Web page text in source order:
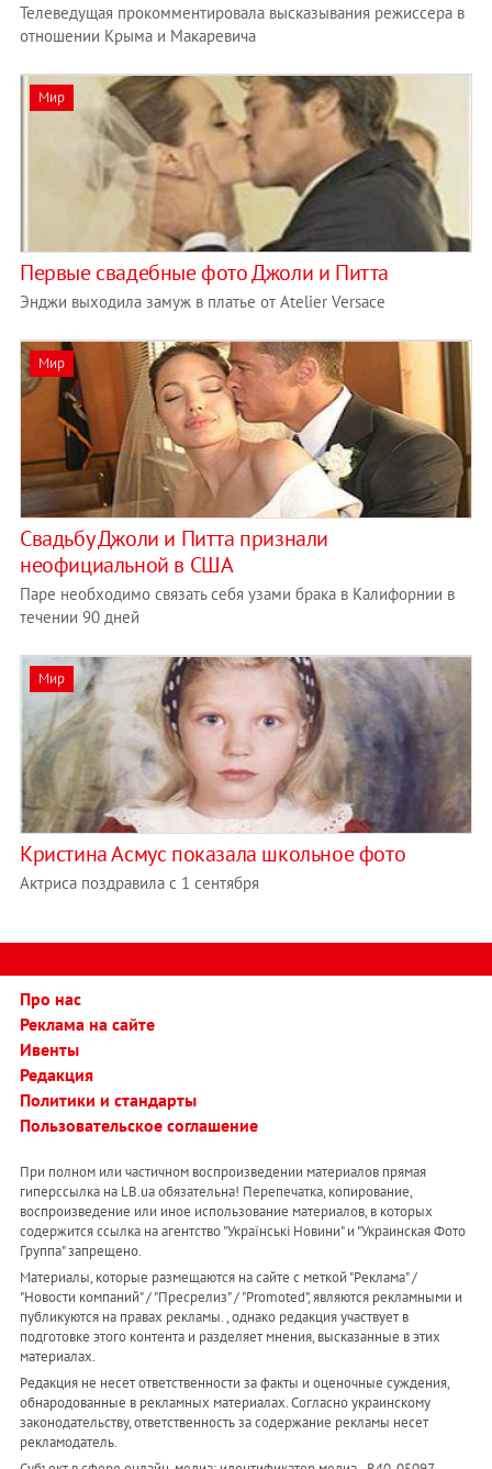
Телеведущая прокомментировала высказывания режиссера в
отношении Крыма и Макаревича
Мир
Первые свадебные фото Джоли и Питта
Энджи выходила замуж в платье от Atelier Versace
Мир
Свадьбу Джоли и Питта признали
неофициальной в США
Паре необходимо связать себя узами брака в Калифорнии в
течении 90 дней
Мир
Кристина Асмус показала школьное фото
Актриса поздравила с 1 сентября
Про нас
Реклама на сайте
Ивенты
Редакция
Политики и стандарты
Пользовательское соглашение
При полном или частичном воспроизведении материалов прямая
гиперссылка на LB.ua обязательна! Перепечатка, копирование,
воспроизведение или иное использование материалов, в которых
содержится ссылка на агентство "Українськi Новини" и "Украинская Фото
Группа" запрещено.
Материалы, которые размещаются на сайте с меткой "Реклама" /
"Новости компаний" / "Пресрелиз" / "Promoted", являются рекламными и
публикуются на правах рекламы. , однако редакция участвует в
подготовке этого контента и разделяет мнения, высказанные в этих
материалах.
Редакция не несет ответственности за факты и оценочные суждения,
обнародованные в рекламных материалах. Согласно украинскому
законодательству, ответственность за содержание рекламы несет
рекламодатель.